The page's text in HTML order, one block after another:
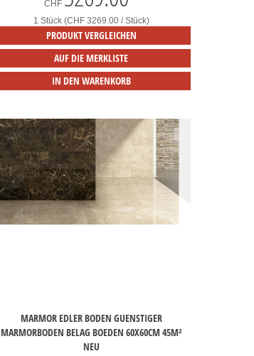
CHF
1 Stück (CHF 3269.00 / Stück)
PRODUKT VERGLEICHEN
AUF DIE MERKLISTE
IN DEN WARENKORB
MARMOR EDLER BODEN GUENSTIGER
MARMORBODEN BELAG BOEDEN 60X60CM 45M²
NEU